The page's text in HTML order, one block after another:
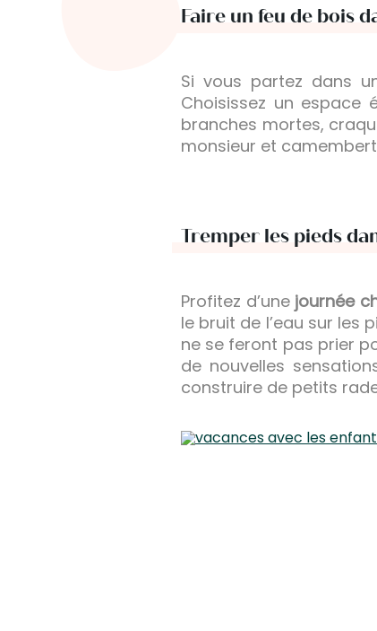
Faire un feu de bois
Si vous partez dans
Choisissez un espace
branches mortes,
monsieur et
Tremper les pieds
Profitez d’une journée
le bruit de l’eau sur les
ne se feront pas prier
de nouvelles
construire de petits